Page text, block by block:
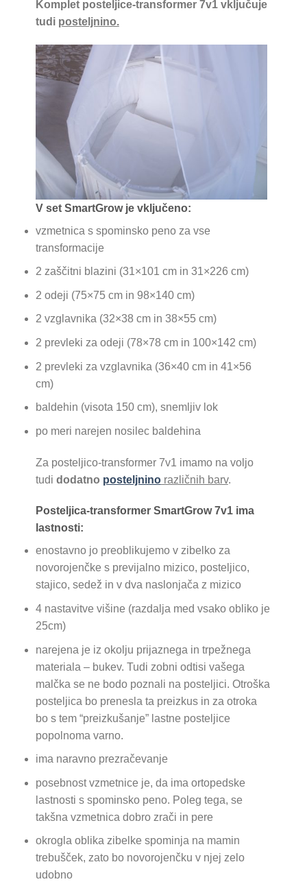
Komplet posteljice-transformer 7v1 vključuje
tudi posteljnino.
V set SmartGrow je vključeno:
vzmetnica s spominsko peno za vse
transformacije
2 zaščitni blazini (31×101 cm in 31×226 cm)
2 odeji (75×75 cm in 98×140 cm)
2 vzglavnika (32×38 cm in 38×55 cm)
2 prevleki za odeji (78×78 cm in 100×142 cm)
2 prevleki za vzglavnika (36×40 cm in 41×56
cm)
baldehin (visota 150 cm), snemljiv lok
po meri narejen nosilec baldehina
Za posteljico-transformer 7v1 imamo na voljo
tudi dodatno posteljninorazličnih barv.
Posteljica-transformer SmartGrow 7v1 ima
lastnosti:
enostavno jo preoblikujemo v zibelko za
novorojenčke s previjalno mizico, posteljico,
stajico, sedež in v dva naslonjača z mizico
4 nastavitve višine (razdalja med vsako obliko je
25cm)
narejena je iz okolju prijaznega in trpežnega
materiala – bukev. Tudi zobni odtisi vašega
malčka se ne bodo poznali na posteljici. Otroška
posteljica bo prenesla ta preizkus in za otroka
bo s tem “preizkušanje” lastne posteljice
popolnoma varno.
ima naravno prezračevanje
posebnost vzmetnice je, da ima ortopedske
lastnosti s spominsko peno. Poleg tega, se
takšna vzmetnica dobro zrači in pere
okrogla oblika zibelke spominja na mamin
trebušček, zato bo novorojenčku v njej zelo
udobno